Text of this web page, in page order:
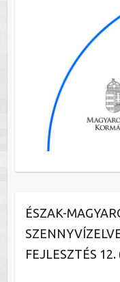
ÉSZAK-
FEJLESZTÉS